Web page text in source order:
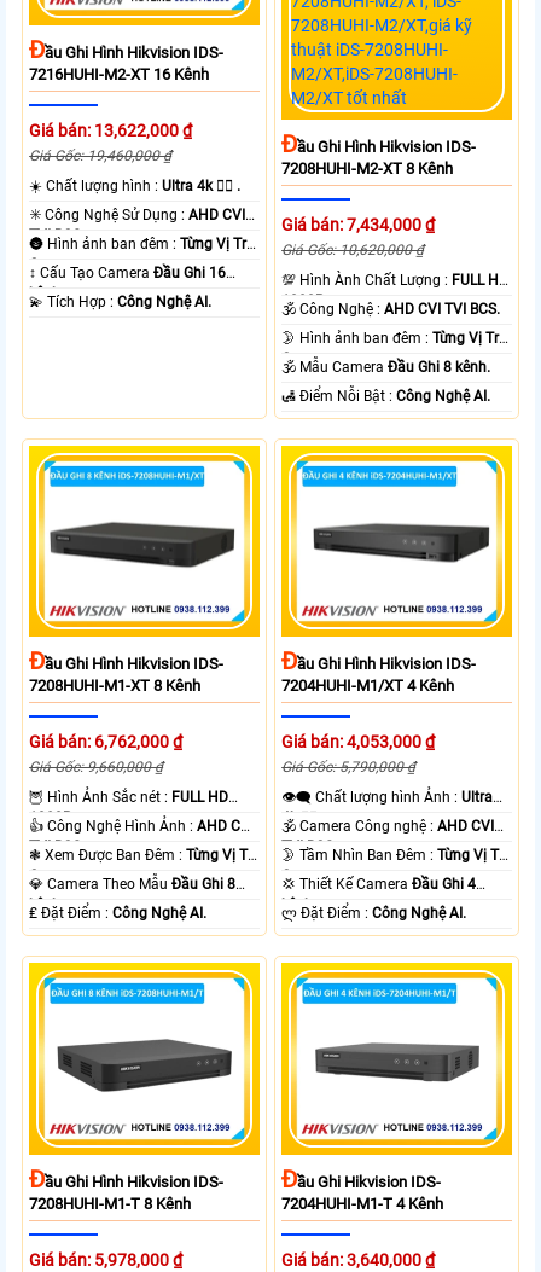
ĐẦu Ghi Hình Hikvision IDS-
7216HUHI-M2-XT 16 Kênh
Giá bán: 13,622,000 ₫
Giá Gốc: 19,460,000 ₫
☀️ Chất lượng hình :Ultra 4k 👍🏾 .
✳️ Công Nghệ Sử Dụng :AHD CVI
TVI BCS.
🌚 Hình ảnh ban đêm :Từng Vị Trí
Camera .
↕️ Cấu Tạo CameraĐầu Ghi 16
kênh.
️💫 Tích Hợp :Công Nghệ AI.
ĐẦu Ghi Hình Hikvision IDS-
7208HUHI-M2-XT 8 Kênh
Giá bán: 7,434,000 ₫
Giá Gốc: 10,620,000 ₫
💯 Hình Ành Chất Lượng : FULL HD
1080P .
🕉️ Công Nghệ :AHD CVI TVI BCS.
🌛 Hình ảnh ban đêm :Từng Vị Trí
Camera .
🕉️ Mẫu CameraĐầu Ghi 8 kênh.
️🛃 Điểm Nỗi Bật :Công Nghệ AI.
ĐẦu Ghi Hình Hikvision IDS-
7208HUHI-M1-XT 8 Kênh
Giá bán: 6,762,000 ₫
Giá Gốc: 9,660,000 ₫
🦉 Hình Ảnh Sắc nét : FULL HD
1080P .
👍 Công Nghệ Hình Ảnh :AHD CVI
TVI BCS.
❃ Xem Được Ban Đêm :Từng Vị Trí
Camera .
💎 Camera Theo MẫuĐầu Ghi 8
kênh.
️₤ Đặt Điểm :Công Nghệ AI.
ĐẦu Ghi Hình Hikvision IDS-
7204HUHI-M1/XT 4 Kênh
Giá bán: 4,053,000 ₫
Giá Gốc: 5,790,000 ₫
👁️‍🗨 Chất lượng hình Ảnh :Ultra
4k 👍🏾 .
🕉️ Camera Công nghệ :AHD CVI
TVI BCS.
🌛 Tầm Nhìn Ban Đêm :Từng Vị Trí
Camera .
💢 Thiết Kế CameraĐầu Ghi 4
kênh.
️ლ Đặt Điểm :Công Nghệ AI.
ĐẦu Ghi Hình Hikvision IDS-
7208HUHI-M1-T 8 Kênh
Giá bán: 5,978,000 ₫
ĐẦu Ghi Hikvision IDS-
7204HUHI-M1-T 4 Kênh
Giá bán: 3,640,000 ₫